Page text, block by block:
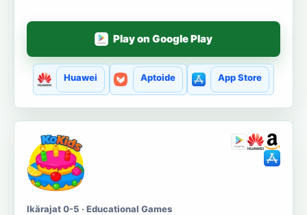
Play on Google Play
Huawei Aptoide App Store
Ikärajat 0-5 · Educational Games